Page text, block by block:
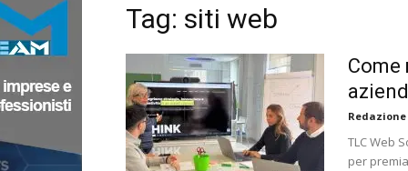
Tag: siti web
TLC Web
per